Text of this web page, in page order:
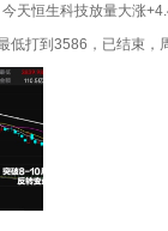
天恒生科技放量大涨
低打到3586，已结束，
反转，这一波至少是
码买的差不多...